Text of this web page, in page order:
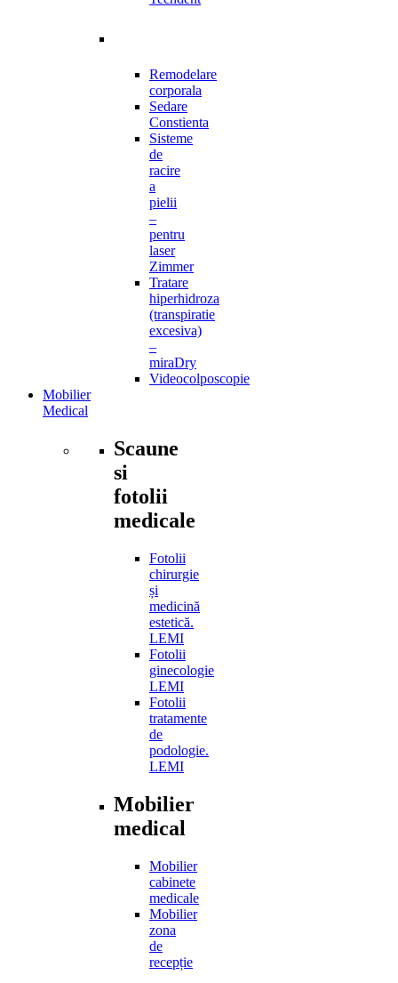
Remodelare
corporala
Sedare
Constienta
Sisteme
de
racire
a
pielii
–
pentru
laser
Zimmer
Tratare
hiperhidroza
(transpiratie
excesiva)
–
miraDry
Videocolposcopie
Mobilier
Medical
Scaune
si
fotolii
medicale
Fotolii
chirurgie
și
medicină
estetică.
LEMI
Fotolii
ginecologie
LEMI
Fotolii
tratamente
de
podologie.
LEMI
Mobilier
medical
Mobilier
cabinete
medicale
Mobilier
zona
de
recepție